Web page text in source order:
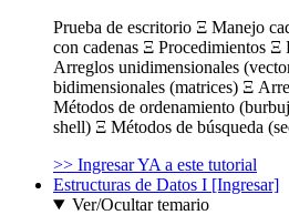
Prueba de escritorio Ξ Manejo
con cadenas Ξ Procedimientos
Arreglos unidimensionales
bidimensionales (matrices) Ξ
Métodos de ordenamiento
shell) Ξ Métodos de búsqueda
>> Ingresar YA a este tutorial
Estructuras de Datos I [Ingresar]
Ver/Ocultar temario